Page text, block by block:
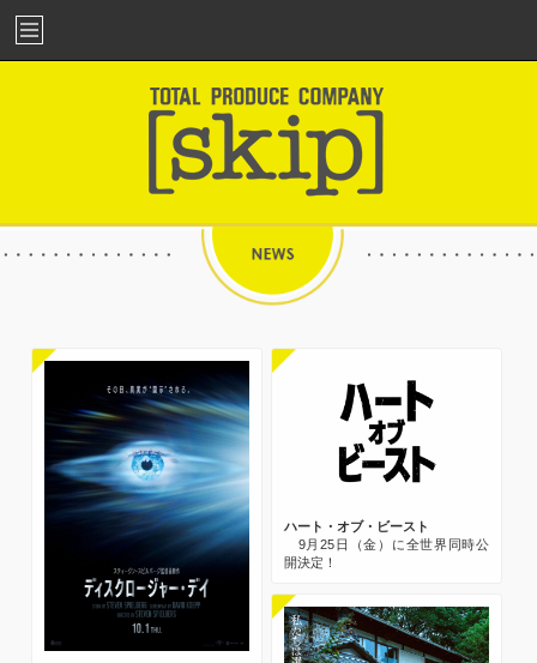
ハート・オブ・ビースト
9月25日（金）に全世界同時公
開決定！